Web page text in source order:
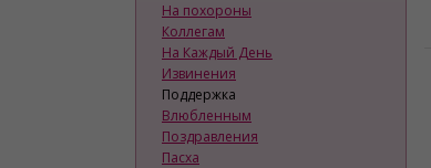
На похороны
Коллегам
На Каждый День
Извинения
Поддержка
Влюбленным
Поздравления
Пасха